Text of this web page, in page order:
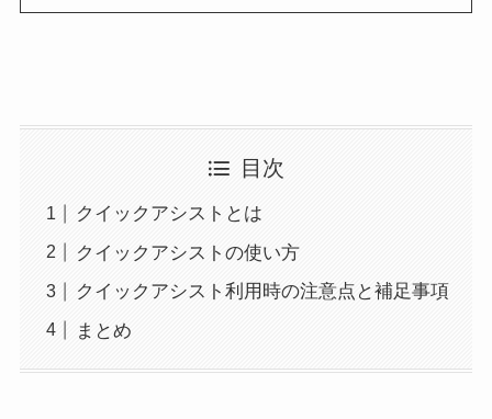
目次
クイックアシストとは
クイックアシストの使い方
クイックアシスト利用時の注意点と補足事項
まとめ